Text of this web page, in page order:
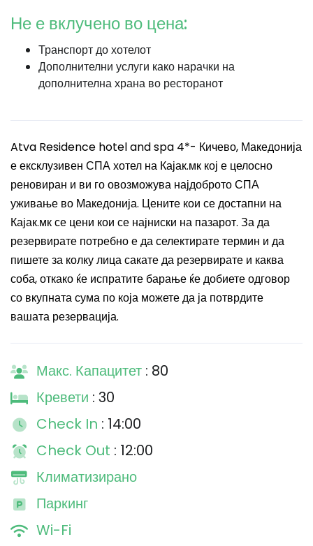
Не е вклучено во цена:
Транспорт до хотелот
Дополнителни услуги како нарачки на
дополнителна храна во ресторанот
Atva Residence hotel and spa 4*- Кичево, Македонија
е ексклузивен СПА хотел на Кајак.мк кој е целосно
реновиран и ви го овозможува најдоброто СПА
уживање во Македонија. Цените кои се достапни на
Кајак.мк се цени кои се најниски на пазарот. За да
резервирате потребно е да селектирате термин и да
пишете за колку лица сакате да резервирате и каква
соба, откако ќе испратите барање ќе добиете одговор
со вкупната сума по која можете да ја потврдите
вашата резервација.
Макс. Капацитет : 80
Кревети : 30
Check In : 14:00
Check Out : 12:00
Климатизирано
Паркинг
Wi-Fi